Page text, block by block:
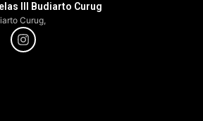
III Budiarto Curug
Curug,